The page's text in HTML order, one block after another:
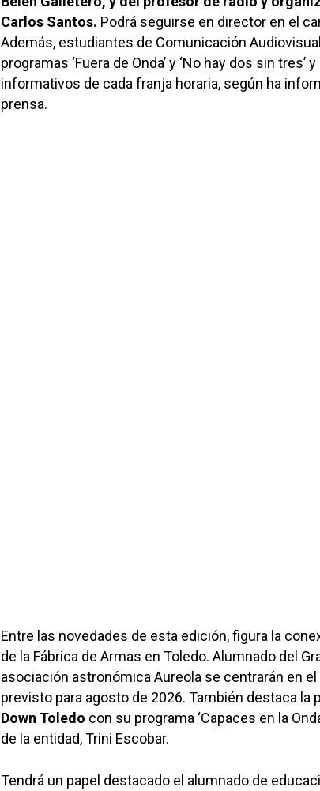
Carlos Santos. Podrá seguirse en director en el
Además, estudiantes de Comunicación
programas ‘Fuera de Onda’ y ‘No hay dos sin
informativos de cada franja horaria, según ha
prensa.
Entre las novedades de esta edición, figura la
de la Fábrica de Armas en Toledo. Alumnado del
asociación astronómica Aureola se centrarán en
previsto para agosto de 2026. También destaca la
Down Toledo con su programa ‘Capaces en la
de la entidad, Trini Escobar.
Tendrá un papel destacado el alumnado de